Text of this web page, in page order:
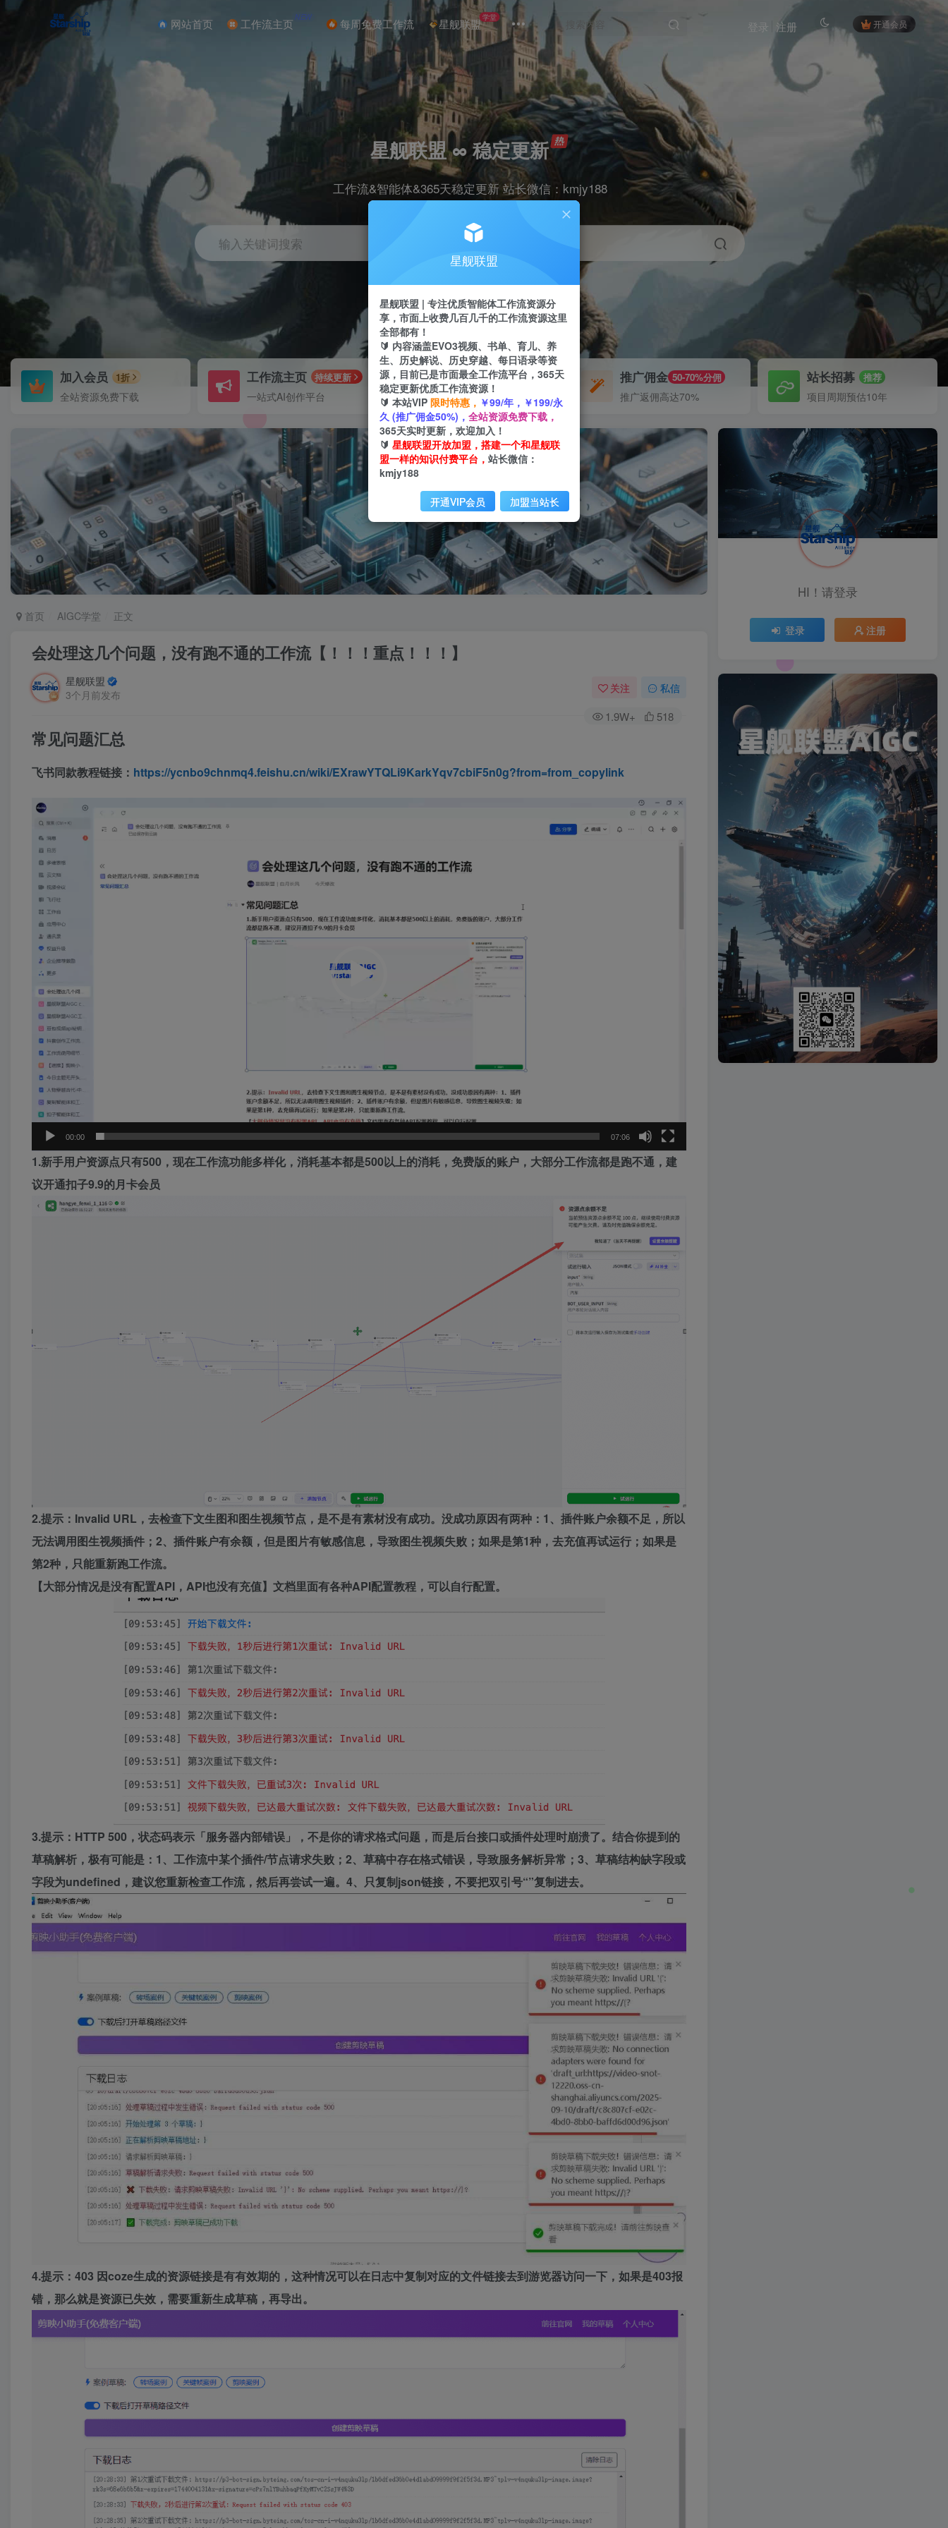
网站首页 工作流主页 NEW 每周免费工作流 星舰联盟学堂
开通会员
登录 注册
星舰联盟 ∞ 稳定更新
工作流&智能体&365天稳定更新 站长微信：kmjy188
输入关键词搜索
加入会员 1折
全站资源免费下载
工作流主页 持续更新
一站式AI创作平台
每周免费工作流 体验
不定期更新
推广佣金 50-70%分佣
推广返佣高达70%
站长招募 推荐
项目周期预估10年
首页 AIGC学堂 正文
会处理这几个问题，没有跑不通的工作流【！！！重点！！！】
星舰联盟
3个月前发布
关注 私信
1.9W+ 518
常见问题汇总
飞书同款教程链接： https://ycnbo9chnmq4.feishu.cn/wiki/EXrawYTQLi9KarkYqv7cbiF5n0g?from=from_copylink
视
频
播
放
器
00:00 07:06
1.新手用户资源点只有500，现在工作流功能多样化，消耗基本都是500以上的消耗，免费版的账户，大部分工作流都是跑不通，建
议开通扣子9.9的月卡会员
2.提示：Invalid URL，去检查下文生图和图生视频节点，是不是有素材没有成功。没成功原因有两种：1、插件账户余额不足，所以
无法调用图生视频插件；2、插件账户有余额，但是图片有敏感信息，导致图生视频失败；如果是第1种，去充值再试运行；如果是
第2种，只能重新跑工作流。
【大部分情况是没有配置API，API也没有充值】文档里面有各种API配置教程，可以自行配置。
3.提示：HTTP 500，状态码表示「服务器内部错误」，不是你的请求格式问题，而是后台接口或插件处理时崩溃了。结合你提到的
草稿解析，极有可能是：1、工作流中某个插件/节点请求失败；2、草稿中存在格式错误，导致服务解析异常；3、草稿结构缺字段或
字段为undefined，建议您重新检查工作流，然后再尝试一遍。4、只复制json链接，不要把双引号“”复制进去。
4.提示：403 因coze生成的资源链接是有有效期的，这种情况可以在日志中复制对应的文件链接去到游览器访问一下，如果是403报
错，那么就是资源已失效，需要重新生成草稿，再导出。
HI！请登录
登录 注册
星舰联盟
星舰联盟 | 专注优质智能体工作流资源分
享，市面上收费几百几千的工作流资源这里
全部都有！
🔰 内容涵盖EVO3视频、书单、育儿、养
生、历史解说、历史穿越、每日语录等资
源，目前已是市面最全工作流平台，365天
稳定更新优质工作流资源！
🔰 本站VIP 限时特惠， ￥99/年，￥199/永
久 (推广佣金50%)， 全站资源免费下载，
365天实时更新，欢迎加入！
🔰 星舰联盟开放加盟，搭建一个和星舰联
盟一样的知识付费平台， 站长微信：
kmjy188
开通VIP会员 加盟当站长